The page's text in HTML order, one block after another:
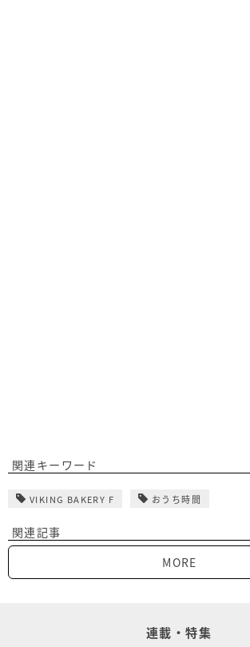
関連キーワード
VIKING BAKERY F おうち時間
関連記事
MORE
連載・特集